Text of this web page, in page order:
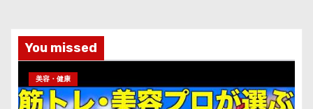
You missed
美容・健康